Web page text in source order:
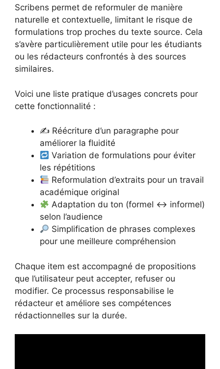
Scribens permet de reformuler de manière
naturelle et contextuelle, limitant le risque de
formulations trop proches du texte source. Cela
s’avère particulièrement utile pour les étudiants
ou les rédacteurs confrontés à des sources
similaires.
Voici une liste pratique d’usages concrets pour
cette fonctionnalité :
✍️ Réécriture d’un paragraphe pour
améliorer la fluidité
Variation de formulations pour éviter
les répétitions
Reformulation d’extraits pour un travail
académique original
Adaptation du ton (formel ↔ informel)
selon l’audience
Simplification de phrases complexes
pour une meilleure compréhension
Chaque item est accompagné de propositions
que l’utilisateur peut accepter, refuser ou
modifier. Ce processus responsabilise le
rédacteur et améliore ses compétences
rédactionnelles sur la durée.